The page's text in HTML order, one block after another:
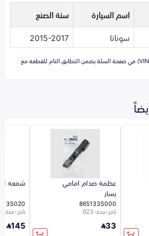
اسم السيارة
سنة الصنع
سوناتا 2015-2017
تزويدنا برقم الهيكل (VIN) في صفحة السلة يضمن التطابق التام للقطعة مع
عظمة صدام امامي
يسار
865133S000
تاجر-جدة-923
33
شمعة
تاجر-جدة-923
145